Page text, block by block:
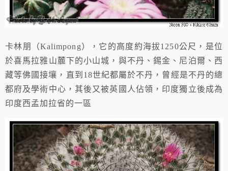
卡林朋（Kalimpong），它的高度約海拔1250公尺，是位
於喜馬拉雅山麓下的小山城，與不丹、錫金、尼泊爾、西
藏等佛國接壤，直到18世紀都屬於不丹，曾經是不丹的總
都府及學術中心，其後又被英國人佔領，印度獨立後成為
印度西孟加拉省的一區